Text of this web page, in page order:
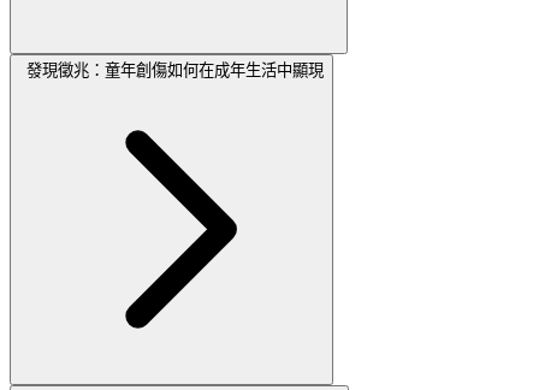
發現徵兆：童年創傷如何在成年生活中顯現